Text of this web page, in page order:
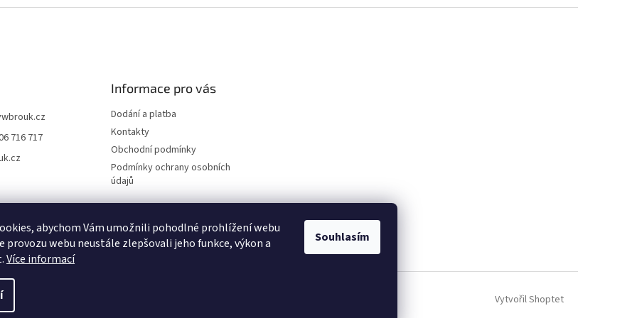
abychom Vám umožnili pohodlné prohlížení webu
provozu webu neustále zlepšovali jeho funkce, výkon a
Více informací
Souhlasím
716 717
Informace pro vás
Dodání a platba
Kontakty
Obchodní podmínky
Podmínky ochrany osobních
údajů
Vytvořil Shoptet